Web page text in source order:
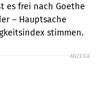
es frei nach Goethe
– Hauptsache
stimmen.
ANZEIGE